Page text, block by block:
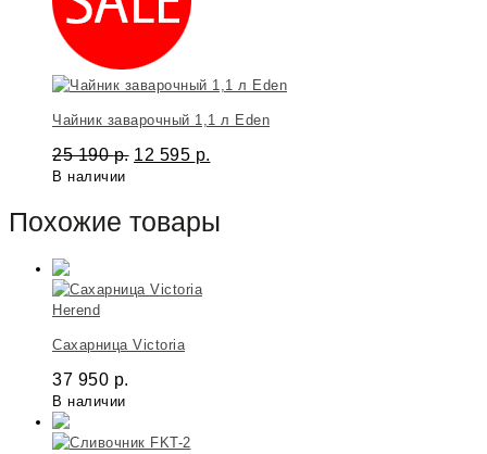
Чайник заварочный 1,1 л Eden
25 190р. 12 595 р.
В наличии
Похожие товары
Herend
Сахарница Victoria
37 950 р.
В наличии